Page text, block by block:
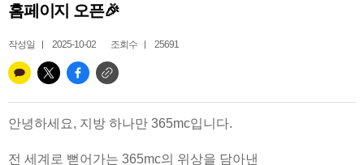
홈페이지 오픈🎉
작성일 2025-10-02 조회수 25691
안녕하세요, 지방 하나만 365mc입니다.
전 세계로 뻗어가는 365mc의 위상을 담아낸